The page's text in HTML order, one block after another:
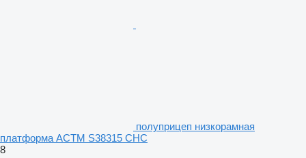
полуприцеп низкорамная
платформа ACTM S38315 CHC
8